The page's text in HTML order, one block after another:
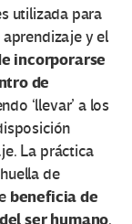
utilizada para
y el
incorporarse
de
‘llevar’ a los
La práctica
de
beneficia de
.